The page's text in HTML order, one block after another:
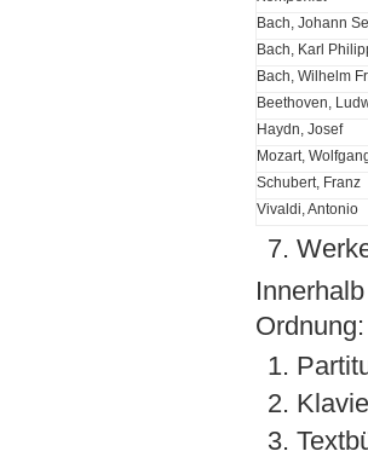
Bach, Johann
Bach, Karl
Bach, Wilhelm
Beethoven,
Haydn, Josef
Mozart,
Schubert, Franz
Vivaldi, Antonio
7.
Ordnung:
1.
2.
3.